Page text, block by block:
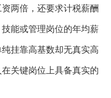
两倍，还要求计税薪酬
能或管理岗位的年均薪
挂靠高基数却无真实高
关键岗位上具备真实的